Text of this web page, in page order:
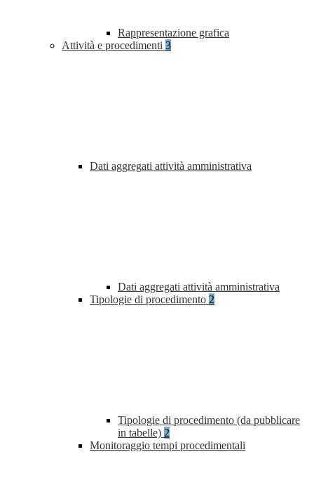
Rappresentazione grafica
Attività e procedimenti 3
Dati aggregati attività amministrativa
Dati aggregati attività amministrativa
Tipologie di procedimento 2
Tipologie di procedimento (da pubblicare
in tabelle) 2
Monitoraggio tempi procedimentali